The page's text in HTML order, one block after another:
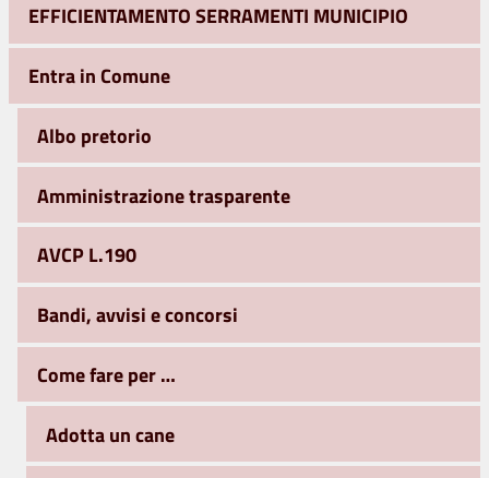
EFFICIENTAMENTO SERRAMENTI MUNICIPIO
Entra in Comune
Albo pretorio
Amministrazione trasparente
AVCP L.190
Bandi, avvisi e concorsi
Come fare per …
Adotta un cane